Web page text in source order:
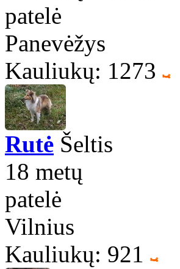
patelė
Panevėžys
Kauliukų: 1273
Rutė Šeltis
18 metų
patelė
Vilnius
Kauliukų: 921